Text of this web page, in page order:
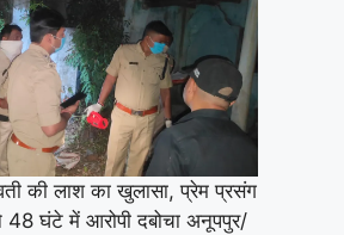
की लाश का खुलासा, प्रेम प्रसंग
48 घंटे में आरोपी दबोचा अनूपपुर/